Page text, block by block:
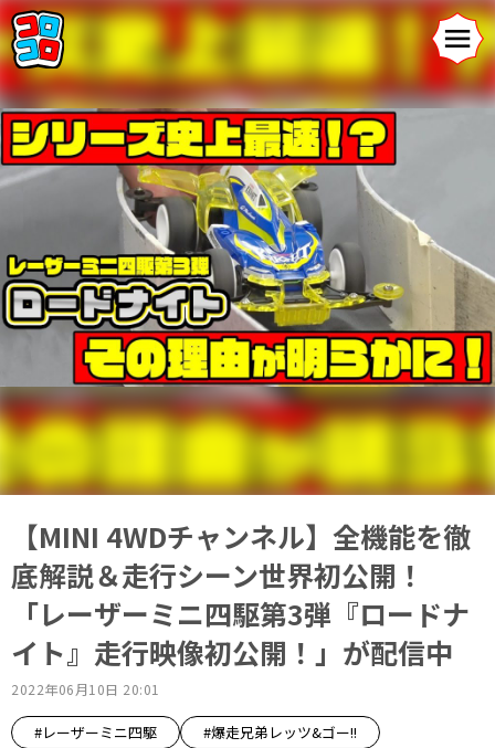
【MINI 4WDチャンネル】全機能を徹
底解説＆走行シーン世界初公開！
「レーザーミニ四駆第3弾『ロードナ
イト』走行映像初公開！」が配信中
2022年06月10日 20:01
#レーザーミニ四駆
#爆走兄弟レッツ&ゴー!!